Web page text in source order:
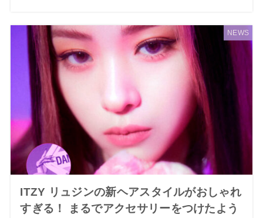
NEWS
ITZY リュジンの新ヘアスタイルがおしゃれ
すぎる！ まるでアクセサリーをつけたよう